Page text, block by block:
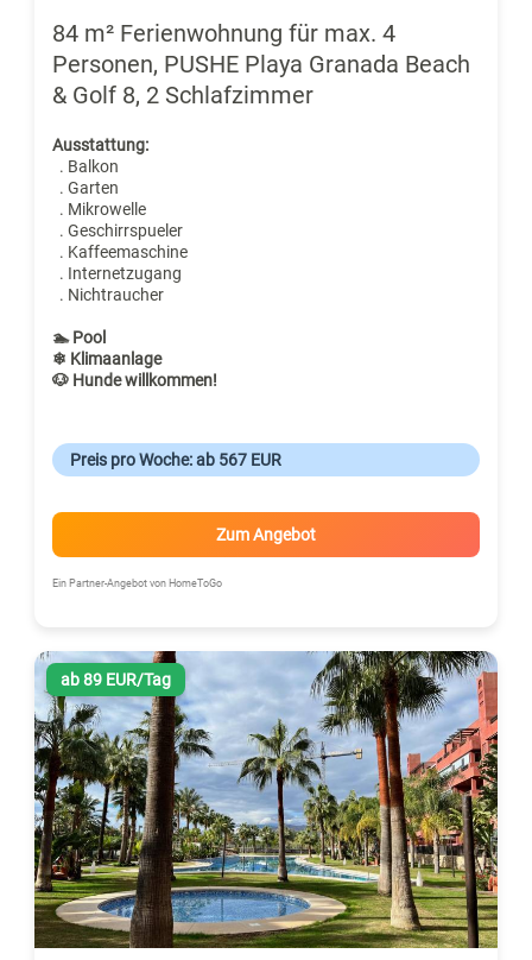
84 m² Ferienwohnung für max. 4
Personen, PUSHE Playa Granada Beach
& Golf 8, 2 Schlafzimmer
Ausstattung:
. Balkon
. Garten
. Mikrowelle
. Geschirrspueler
. Kaffeemaschine
. Internetzugang
. Nichtraucher
🏊 Pool
❄ Klimaanlage
🐶 Hunde willkommen!
Preis pro Woche: ab 567 EUR
Zum Angebot
Ein Partner-Angebot von HomeToGo
ab 89 EUR/Tag